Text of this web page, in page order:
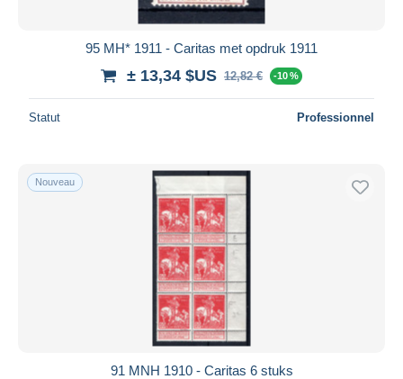
95 MH* 1911 - Caritas met opdruk 1911
± 13,34 $US 12,82 € -10 %
Statut Professionnel
Nouveau
91 MNH 1910 - Caritas 6 stuks